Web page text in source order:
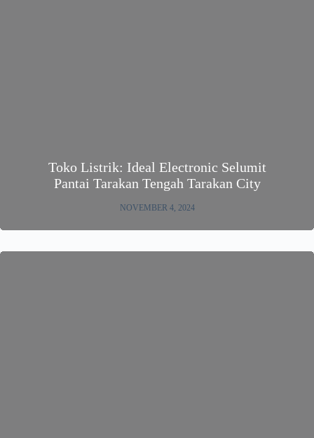
Toko Listrik: Ideal Electronic Selumit
Pantai Tarakan Tengah Tarakan City
NOVEMBER 4, 2024